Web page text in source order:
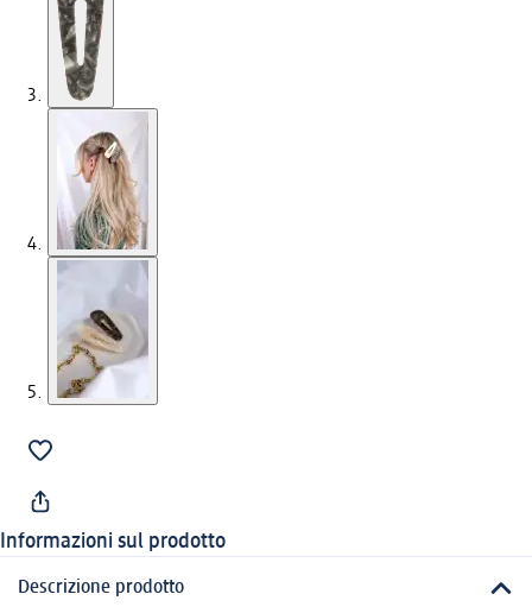
Informazioni sul prodotto
Descrizione prodotto